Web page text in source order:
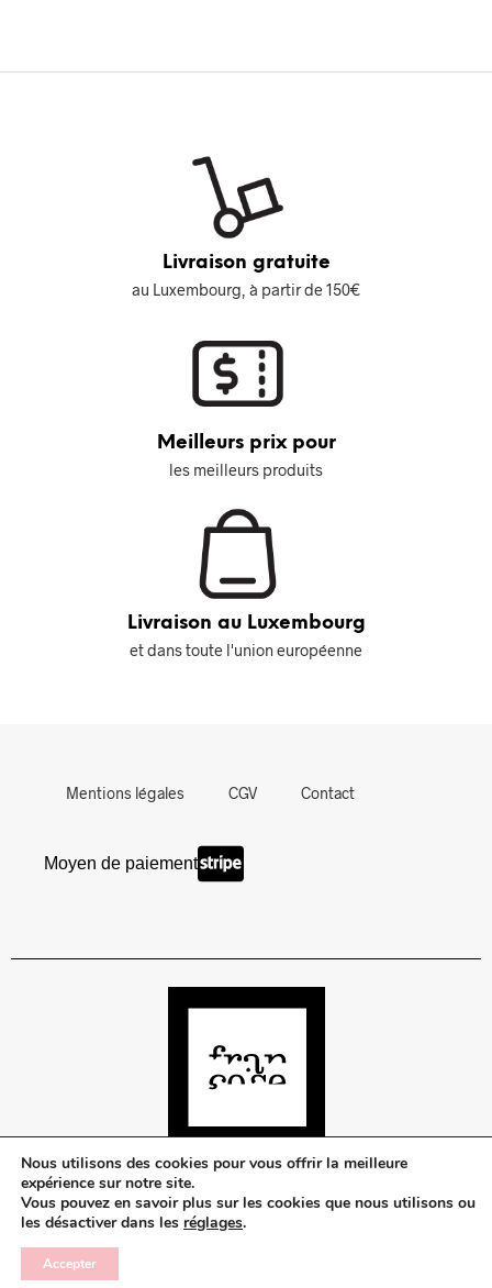
Livraison gratuite
au Luxembourg, à partir de 150€
Meilleurs prix pour
les meilleurs produits
Livraison au Luxembourg
et dans toute l'union européenne
Mentions légales CGV Contact
Moyen de paiement
©Françoise Urban Beauty
Pixl Agency
Nous utilisons des cookies pour vous offrir la meilleure
expérience sur notre site.
Vous pouvez en savoir plus sur les cookies que nous utilisons ou
les désactiver dans les réglages.
Accepter